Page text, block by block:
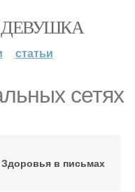
статьи
сетях
Здоровья в письмах